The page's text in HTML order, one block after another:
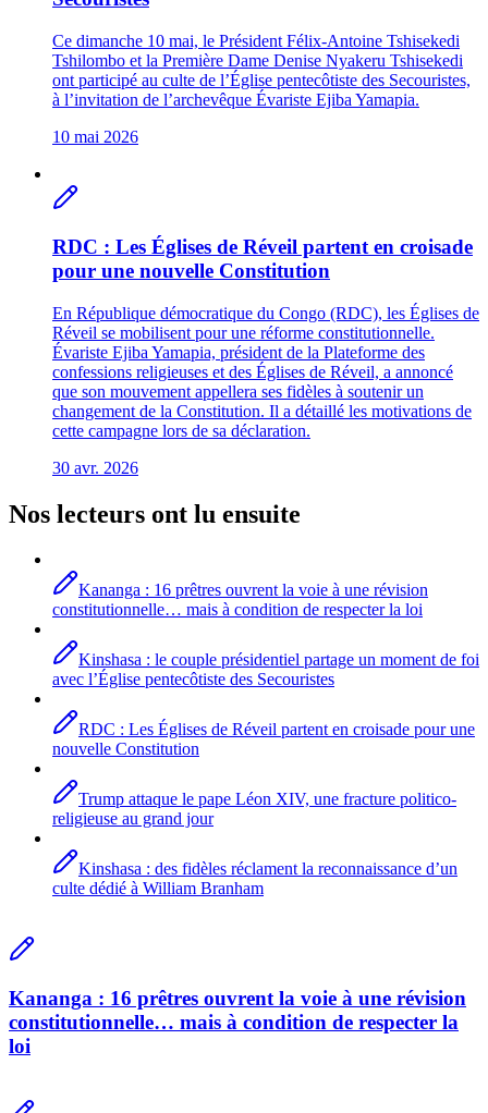
Ce dimanche 10 mai, le Président Félix-Antoine Tshisekedi
Tshilombo et la Première Dame Denise Nyakeru Tshisekedi
ont participé au culte de l’Église pentecôtiste des Secouristes,
à l’invitation de l’archevêque Évariste Ejiba Yamapia.
10 mai 2026
RDC : Les Églises de Réveil partent en croisade
pour une nouvelle Constitution
En République démocratique du Congo (RDC), les Églises de
Réveil se mobilisent pour une réforme constitutionnelle.
Évariste Ejiba Yamapia, président de la Plateforme des
confessions religieuses et des Églises de Réveil, a annoncé
que son mouvement appellera ses fidèles à soutenir un
changement de la Constitution. Il a détaillé les motivations de
cette campagne lors de sa déclaration.
30 avr. 2026
Nos lecteurs ont lu ensuite
Kananga : 16 prêtres ouvrent la voie à une révision
constitutionnelle… mais à condition de respecter la loi
Kinshasa : le couple présidentiel partage un moment de foi
avec l’Église pentecôtiste des Secouristes
RDC : Les Églises de Réveil partent en croisade pour une
nouvelle Constitution
Trump attaque le pape Léon XIV, une fracture politico-
religieuse au grand jour
Kinshasa : des fidèles réclament la reconnaissance d’un
culte dédié à William Branham
Kananga : 16 prêtres ouvrent la voie à une révision
constitutionnelle… mais à condition de respecter la
loi